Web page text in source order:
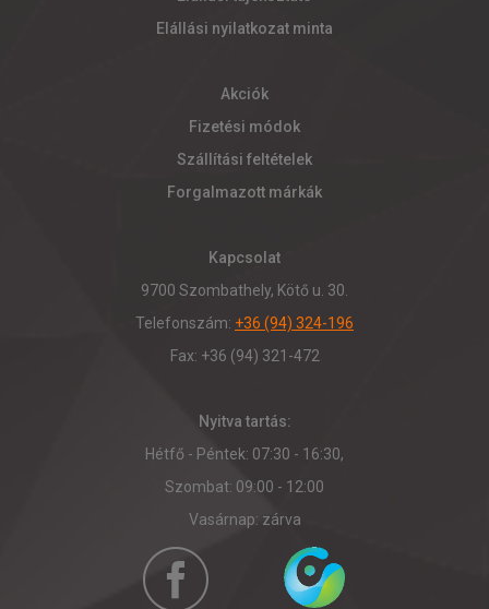
Elállási nyilatkozat minta
Akciók
Fizetési módok
Szállítási feltételek
Forgalmazott márkák
Kapcsolat
9700 Szombathely, Kötő u. 30.
Telefonszám: +36 (94) 324-196
Fax: +36 (94) 321-472
Nyitva tartás:
Hétfő - Péntek: 07:30 - 16:30,
Szombat: 09:00 - 12:00
Vasárnap: zárva